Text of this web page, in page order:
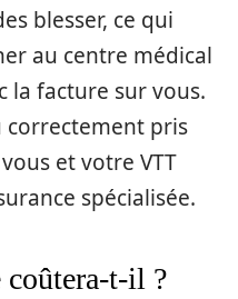
blesser, ce qui
au centre médical
la facture sur vous.
correctement pris
et votre VTT
spécialisée.
coûtera-t-il ?